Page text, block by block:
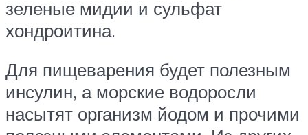
зеленые мидии и сульфат
хондроитина.
Для пищеварения будет полезным
инсулин, а морские водоросли
насытят организм йодом и прочими